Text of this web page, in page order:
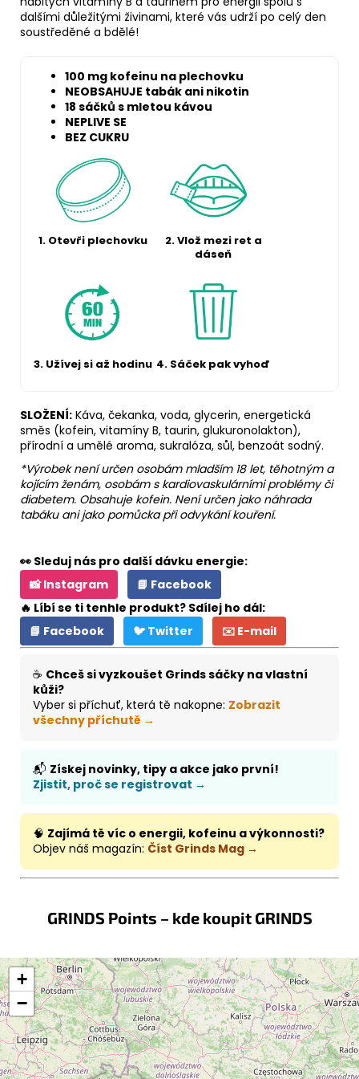
dalšími důležitými živinami, které vás udrží po celý den
soustředěné a bdělé!
100 mg kofeinu na plechovku
NEOBSAHUJE tabák ani nikotin
18 sáčků s mletou kávou
NEPLIVE SE
BEZ CUKRU
1. Otevři plechovku
2. Vlož mezi ret a
dáseň
3. Užívej si až hodinu 4. Sáček pak vyhoď
SLOŽENÍ: Káva, čekanka, voda, glycerin, energetická
směs (kofein, vitamíny B, taurin, glukuronolakton),
přírodní a umělé aroma, sukralóza, sůl, benzoát sodný.
*Výrobek není určen osobám mladším 18 let, těhotným a
kojícím ženám, osobám s kardiovaskulárními problémy či
diabetem. Obsahuje kofein. Není určen jako náhrada
tabáku ani jako pomůcka při odvykání kouření.
👀 Sleduj nás pro další dávku energie:
📸 Instagram
📘 Facebook
🔥 Líbí se ti tenhle produkt? Sdílej ho dál:
📘 Facebook
🐦 Twitter ✉️ E-mail
☕ Chceš si vyzkoušet Grinds sáčky na vlastní
kůži?
Vyber si příchuť, která tě nakopne: Zobrazit
všechny příchutě →
📬 Získej novinky, tipy a akce jako první!
Zjistit, proč se registrovat →
🧠 Zajímá tě víc o energii, kofeinu a výkonnosti?
Objev náš magazín: Číst Grinds Mag →
GRINDS Points – kde koupit GRINDS
+
−